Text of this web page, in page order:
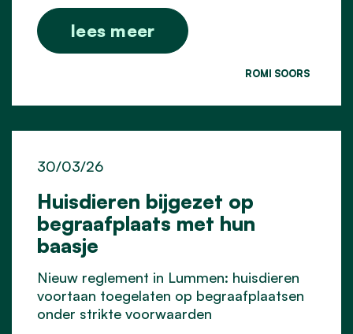
lees meer
ROMI SOORS
Huisdieren bijgezet op
begraafplaats met hun
baasje
30/03/26
Nieuw reglement in Lummen: huisdieren
voortaan toegelaten op begraafplaatsen
onder strikte voorwaarden